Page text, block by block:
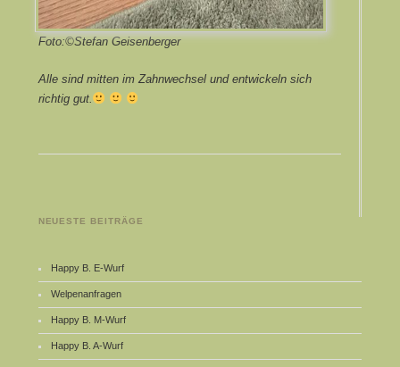
Foto:©Stefan Geisenberger
Alle sind mitten im Zahnwechsel und entwickeln sich
richtig gut.
NEUESTE BEITRÄGE
Happy B. E-Wurf
Welpenanfragen
Happy B. M-Wurf
Happy B. A-Wurf